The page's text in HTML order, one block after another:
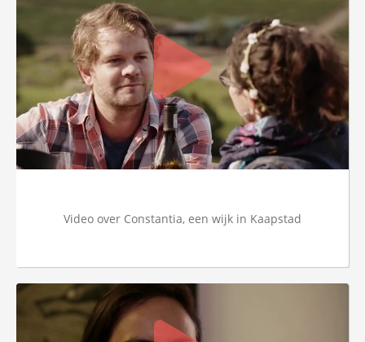
Video over Constantia, een wijk in Kaapstad